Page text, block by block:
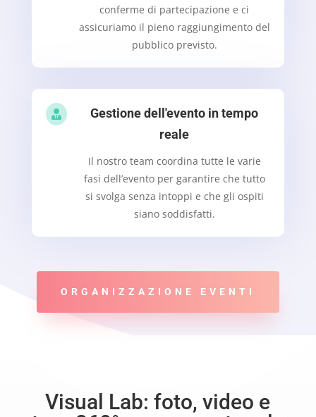
conferme di partecipazione e ci
assicuriamo il pieno raggiungimento del
pubblico previsto.

Gestione dell'evento in tempo
reale
Il nostro team coordina tutte le varie
fasi dell’evento per garantire che tutto
si svolga senza intoppi e che gli ospiti
siano soddisfatti.
ORGANIZZAZIONE EVENTI
Visual Lab: foto, video e